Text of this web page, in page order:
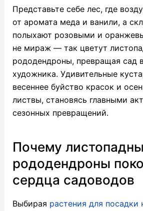
Представьте себе лес, где
от аромата меда и ванили, а
полыхают розовыми и
не мираж — так цветут
рододендроны, превращая сад
художника. Удивительные
весеннее буйство красок и
листвы, становясь главными
сезонных превращений.
Почему
рододендроны
сердца садоводов
Выбирая растения для посадки